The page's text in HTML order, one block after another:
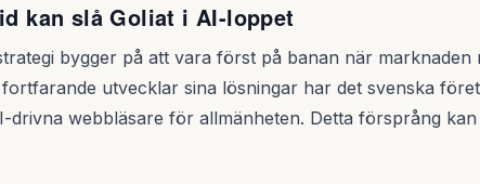
kan slå Goliat i AI-loppet
bygger på att vara först på banan när marknaden
utvecklar sina lösningar har det svenska
drivna webbläsare för allmänheten. Detta försprång kan